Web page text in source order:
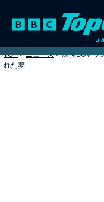
TOP > ニュース > 頑強SUV ラ
れた夢